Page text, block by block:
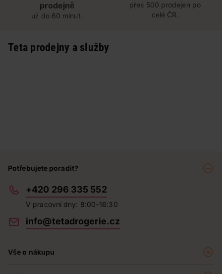
prodejně
už do 60 minut.
přes 500 prodejen po
celé ČR.
Teta prodejny a služby
Potřebujete poradit?
+420 296 335 552
V pracovní dny: 8:00–16:30
info@tetadrogerie.cz
Vše o nákupu